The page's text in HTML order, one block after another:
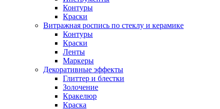
Контуры
Краски
Витражная роспись по стеклу и керамике
Контуры
Краски
Ленты
Маркеры
Декоративные эффекты
Глиттер и блестки
Золочение
Кракелюр
Краска